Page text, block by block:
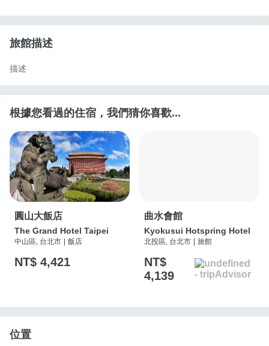
旅館描述
描述
根據您看過的住宿，我們猜你喜歡...
圓山大飯店
The Grand Hotel Taipei
中山區, 台北市 飯店
NT$ 4,421
曲水會館
Kyokusui Hotspring Hotel
北投區, 台北市 旅館
NT$
4,139
位置